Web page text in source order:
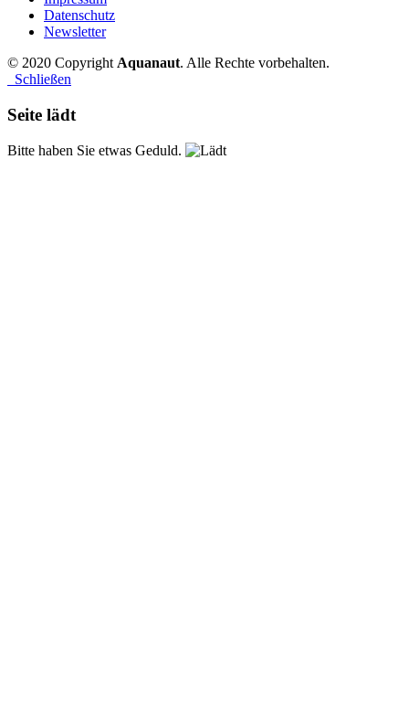
Datenschutz
Newsletter
© 2020 CopyrightAquanaut. Alle Rechte vorbehalten.
Schließen
Seite lädt
Bitte haben Sie etwas Geduld.